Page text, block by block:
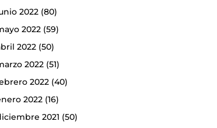
2022(80)
2022(59)
2022(50)
2022(51)
2022(40)
2022(16)
2021 (50)